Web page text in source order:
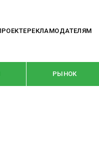
РЕКЛАМОДАТЕЛЯМ
РЫНОК